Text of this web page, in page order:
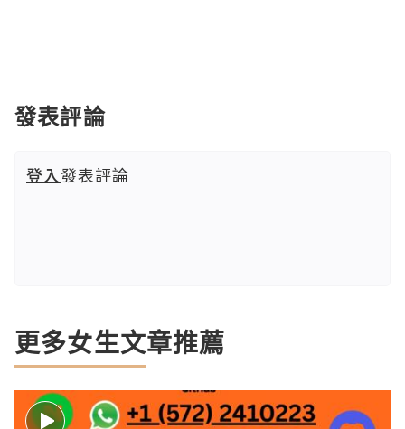
發表評論
登入發表評論
更多女生文章推薦